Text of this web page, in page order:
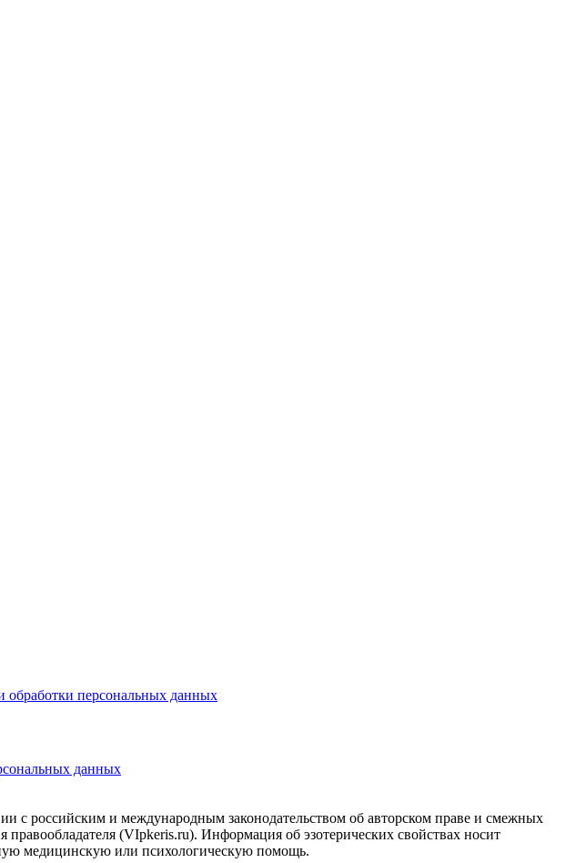
обработки персональных данных
данных
с российским и международным законодательством об авторском праве и смежных
(VIpkeris.ru). Информация об эзотерических свойствах носит
медицинскую или психологическую помощь.